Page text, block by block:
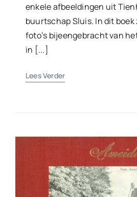
enkele afbeeldingen uit
buurtschap Sluis. In dit
foto’s bijeengebracht van
in [...]
Lees Verder